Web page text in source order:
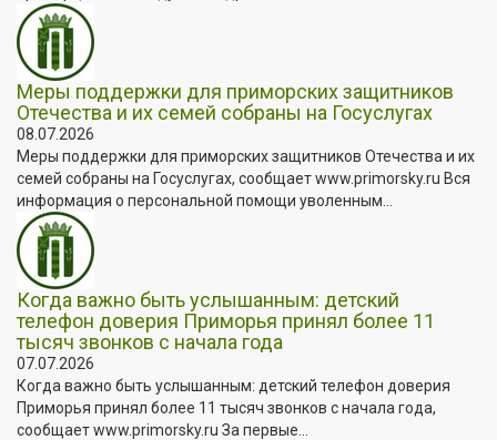
Меры поддержки для приморских защитников
Отечества и их семей собраны на Госуслугах
08.07.2026
Меры поддержки для приморских защитников Отечества и их
семей собраны на Госуслугах, сообщает www.primorsky.ru Вся
информация о персональной помощи уволенным...
Когда важно быть услышанным: детский
телефон доверия Приморья принял более 11
тысяч звонков с начала года
07.07.2026
Когда важно быть услышанным: детский телефон доверия
Приморья принял более 11 тысяч звонков с начала года,
сообщает www.primorsky.ru За первые...